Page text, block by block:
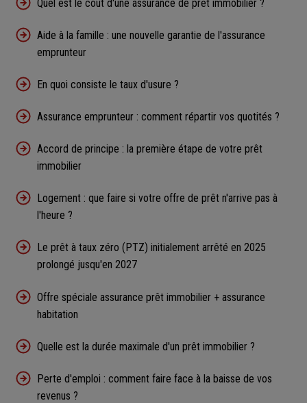
Quel est le coût d'une assurance de prêt immobilier ?
Aide à la famille : une nouvelle garantie de l'assurance
emprunteur
En quoi consiste le taux d'usure ?
Assurance emprunteur : comment répartir vos quotités ?
Accord de principe : la première étape de votre prêt
immobilier
Logement : que faire si votre offre de prêt n'arrive pas à
l'heure ?
Le prêt à taux zéro (PTZ) initialement arrêté en 2025
prolongé jusqu'en 2027
Offre spéciale assurance prêt immobilier + assurance
habitation
Quelle est la durée maximale d'un prêt immobilier ?
Perte d'emploi : comment faire face à la baisse de vos
revenus ?